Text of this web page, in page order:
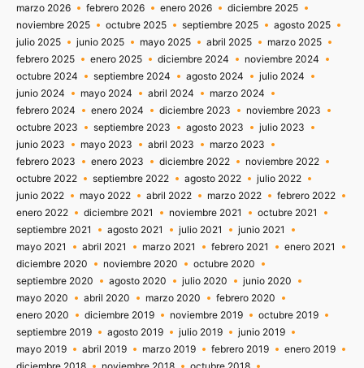
marzo 2026
febrero 2026 enero 2026
diciembre 2025
noviembre 2025
octubre 2025 septiembre 2025
agosto 2025
julio 2025
junio 2025 mayo 2025 abril 2025
marzo 2025
febrero 2025
enero 2025 diciembre 2024
noviembre 2024
octubre 2024
septiembre 2024 agosto 2024
julio 2024
junio 2024
mayo 2024 abril 2024
marzo 2024
febrero 2024
enero 2024 diciembre 2023
noviembre 2023
octubre 2023
septiembre 2023 agosto 2023
julio 2023
junio 2023
mayo 2023 abril 2023
marzo 2023
febrero 2023
enero 2023 diciembre 2022
noviembre 2022
octubre 2022
septiembre 2022 agosto 2022
julio 2022
junio 2022
mayo 2022 abril 2022 marzo 2022
febrero 2022
enero 2022
diciembre 2021 noviembre 2021
octubre 2021
septiembre 2021
agosto 2021 julio 2021
junio 2021
mayo 2021
abril 2021 marzo 2021 febrero 2021
enero 2021
diciembre 2020
noviembre 2020
octubre 2020
septiembre 2020
agosto 2020 julio 2020
junio 2020
mayo 2020
abril 2020 marzo 2020
febrero 2020
enero 2020
diciembre 2019 noviembre 2019
octubre 2019
septiembre 2019
agosto 2019 julio 2019
junio 2019
mayo 2019
abril 2019 marzo 2019 febrero 2019
enero 2019